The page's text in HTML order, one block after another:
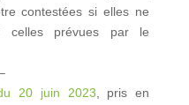
contestées si elles ne
celles prévues par le
20 juin 2023, pris en